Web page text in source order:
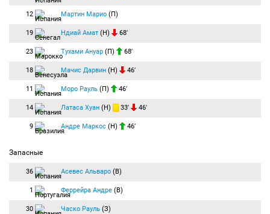
12 Мартин Марио (П)
19 Ндиай Амат (Н) 68′
23 Тухами Ануар (П) 68′
18 Мачис Дарвин (Н) 46′
11 Моро Рауль (П) 46′
14 Латаса Хуан (Н) 33′ 46′
9 Андре Маркос (Н) 46′
Запасные
36 Асевес Альваро (В)
1 Феррейра Андре (В)
30 Часко Рауль (З)